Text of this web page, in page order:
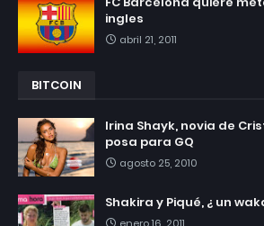
ingles
abril 21, 2011
BITCOIN
Irina Shayk, novia de
posa para GQ
agosto 25, 2010
Shakira y Piqué, ¿ un
enero 16, 2011